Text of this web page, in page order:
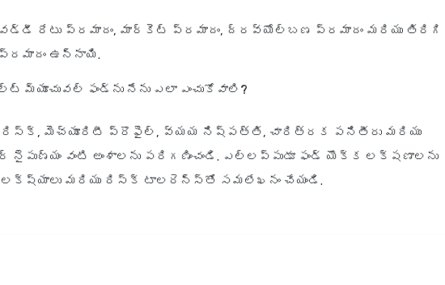
రేటు ప్రమాదం, మార్కెట్ ప్రమాదం, ద్రవ్యోల్బణ ప్రమాదం మరియు తిరిగి
ఉన్నాయి.
మ్యూచువల్ ఫండ్‌ను నేను ఎలా ఎంచుకోవాలి?
రిస్క్, మెచ్యూరిటీ ప్రొఫైల్, వ్యయ నిష్పత్తి, చారిత్రక పనితీరు మరియు
నైపుణ్యం వంటి అంశాలను పరిగణించండి. ఎల్లప్పుడూ ఫండ్ యొక్క లక్షణాలను
మరియు రిస్క్ టాలరెన్స్‌తో సమలేఖనం చేయండి.